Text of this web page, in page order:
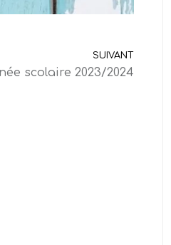
SUIVANT
scolaire 2023/2024